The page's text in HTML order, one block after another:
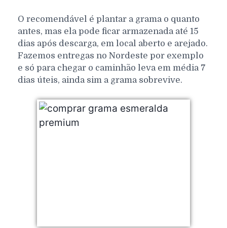
O recomendável é plantar a grama o quanto
antes, mas ela pode ficar armazenada até 15
dias após descarga, em local aberto e arejado.
Fazemos entregas no Nordeste por exemplo
e só para chegar o caminhão leva em média 7
dias úteis, ainda sim a grama sobrevive.